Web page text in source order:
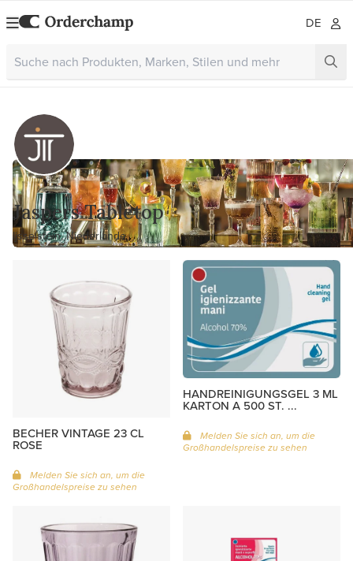
DE
Jaspers Tabletop
Ijsselstein, Niederlande
BECHER VINTAGE 23 CL
ROSE
Melden Sie sich an, um die
Großhandelspreise zu sehen
HANDREINIGUNGSGEL 3 ML
KARTON A 500 ST. ...
Melden Sie sich an, um die
Großhandelspreise zu sehen